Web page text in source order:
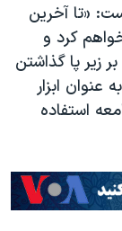
«تا آخرین
کرد و
زیر پا گذاشتن
عنوان ابزار
استفاده